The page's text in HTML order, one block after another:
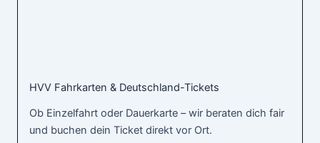
HVV Fahrkarten & Deutschland-Tickets
Ob Einzelfahrt oder Dauerkarte – wir beraten dich fair
und buchen dein Ticket direkt vor Ort.